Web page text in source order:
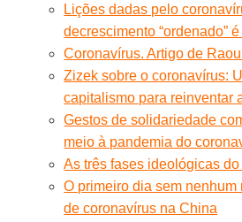
Lições dadas pelo
decrescimento “ordenado”
Coronavírus. Artigo de
Zizek sobre o coronavírus:
capitalismo para reinventar
Gestos de solidariedade
meio à pandemia do
As três fases ideológicas
O primeiro dia sem nenhum
de coronavírus na China